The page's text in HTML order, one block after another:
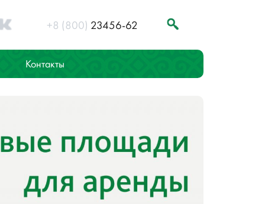
+8 (800) 23456-62
Контакты